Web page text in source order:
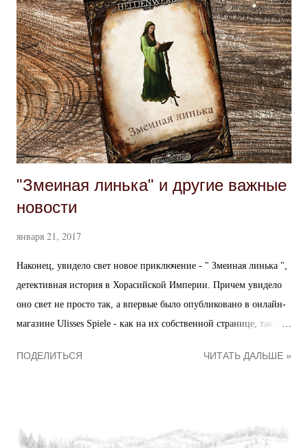
Боспаранская Империя и город Боспаран были основаны
полубогом по имени Хорас, который стал первым правителем
Империи и основал правящую династию. В Империи Хорас он
до сих пор почитается как святой. Образ Боспаранской Империи
навеян Древнеримской Империей, и заимствует из античности
немало элементов. Длинная и богатая история Боспаранской
Империи отмечена двумя трагическими событиями, которые
главным о...
"Змеиная линька" и другие важные
новости
января 21, 2017
Наконец, увидело свет новое приключение - " Змеиная линька ",
детективная история в Хорасийской Империи. Причем увидело
оно свет не просто так, а впервые было опубликовано в онлайн-
магазине Ulisses Spiele - как на их собственной странице, так и
сожалению, их платформа не поддерживает отображение цены в
обеспечить себе и вашим игрокам несколько игровых сессий,
ПОДЕЛИТЬСЯ ЧИТАТЬ ДАЛЬШЕ »